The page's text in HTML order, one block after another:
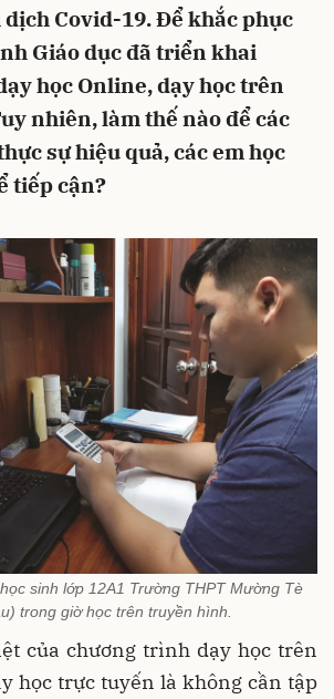
Covid-19. Để khắc phục
Giáo dục đã triển khai
học Online, dạy học trên
nhiên, làm thế nào để các
sự hiệu quả, các em học
tiếp cận?
sinh lớp 12A1 Trường THPT Mường Tè
trong giờ học trên truyền hình.
của chương trình dạy học trên
học trực tuyến là không cần tập